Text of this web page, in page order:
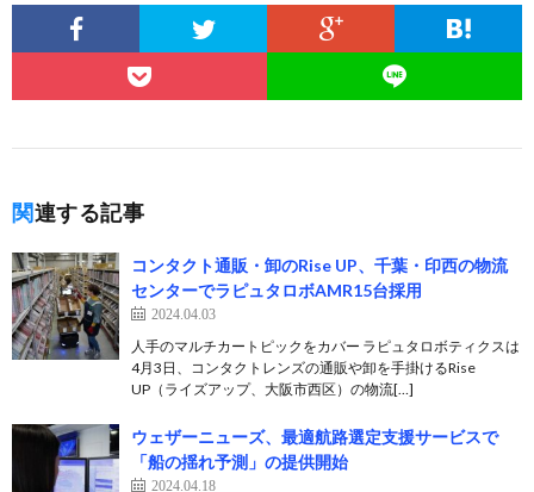
関連する記事
コンタクト通販・卸のRise UP、千葉・印西の物流
センターでラピュタロボAMR15台採用
2024.04.03
人手のマルチカートピックをカバー ラピュタロボティクスは
4月3日、コンタクトレンズの通販や卸を手掛けるRise
UP（ライズアップ、大阪市西区）の物流[…]
ウェザーニューズ、最適航路選定支援サービスで
「船の揺れ予測」の提供開始
2024.04.18